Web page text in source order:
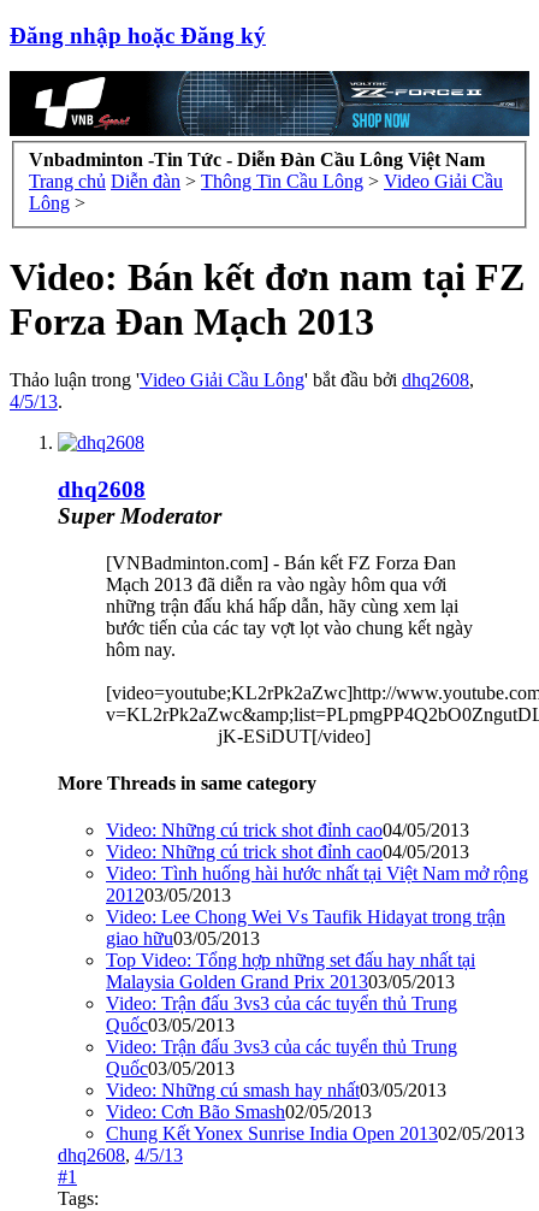
Đăng nhập hoặc Đăng ký
Vnbadminton -Tin Tức - Diễn Đàn Cầu Lông Việt Nam
Trang chủ Diễn đàn > Thông Tin Cầu Lông > Video Giải Cầu
Lông >
Video: Bán kết đơn nam tại FZ
Forza Đan Mạch 2013
Thảo luận trong 'Video Giải Cầu Lông' bắt đầu bởi dhq2608,
4/5/13.
dhq2608
Super Moderator
[VNBadminton.com] - Bán kết FZ Forza Đan
Mạch 2013 đã diễn ra vào ngày hôm qua với
những trận đấu khá hấp dẫn, hãy cùng xem lại
bước tiến của các tay vợt lọt vào chung kết ngày
hôm nay.
[video=youtube;KL2rPk2aZwc]http://
jK-ESiDUT[/video]​
More Threads in same category
Video: Những cú trick shot đỉnh cao04/05/2013
Video: Những cú trick shot đỉnh cao04/05/2013
Video: Tình huống hài hước nhất tại Việt Nam mở rộng
201203/05/2013
Video: Lee Chong Wei Vs Taufik Hidayat trong trận
giao hữu03/05/2013
Top Video: Tổng hợp những set đấu hay nhất tại
Malaysia Golden Grand Prix 201303/05/2013
Video: Trận đấu 3vs3 của các tuyển thủ Trung
Quốc03/05/2013
Video: Trận đấu 3vs3 của các tuyển thủ Trung
Quốc03/05/2013
Video: Những cú smash hay nhất03/05/2013
Video: Cơn Bão Smash02/05/2013
Chung Kết Yonex Sunrise India Open 201302/05/2013
dhq2608, 4/5/13
#1
Tags: